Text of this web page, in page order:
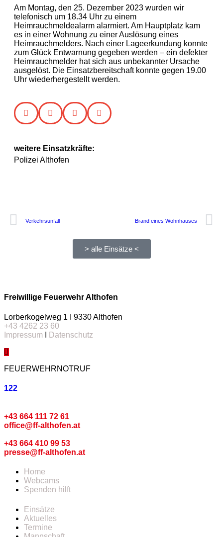
Am Montag, den 25. Dezember 2023 wurden wir
telefonisch um 18.34 Uhr zu einem
Heimrauchmeldealarm alarmiert. Am Hauptplatz kam
es in einer Wohnung zu einer Auslösung eines
Heimrauchmelders. Nach einer Lageerkundung konnte
zum Glück Entwarnung gegeben werden – ein defekter
Heimrauchmelder hat sich aus unbekannter Ursache
ausgelöst. Die Einsatzbereitschaft konnte gegen 19.00
Uhr wiederhergestellt werden.
weitere Einsatzkräfte:
Polizei Althofen
Verkehrsunfall Brand eines Wohnhauses
> alle Einsätze <
Freiwillige Feuerwehr Althofen
Lorberkogelweg 1 I 9330 Althofen
+43 4262 23 60
Impressum
Datenschutz
FEUERWEHRNOTRUF
122
+43 664 111 72 61
office@ff-althofen.at
+43 664 410 99 53
presse@ff-althofen.at
Home
Webcams
Spenden hilft
Einsätze
Aktuelles
Termine